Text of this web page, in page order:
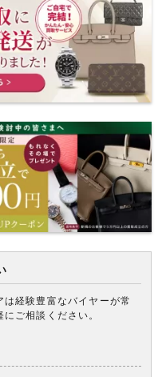
経験豊富なバイヤーが常
ご相談ください。